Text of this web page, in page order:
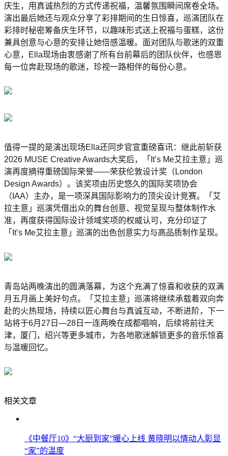
庆生，用真诚热烈的方式传递祝福，温馨氛围瞬间席卷全场。
演出最后她还与观众分享了彩排期间的生日惊喜，巡演团队在
彩排时秘密筹备庆生环节，以趣味形式送上祝福与蛋糕，这份
兼具创意与心意的安排让她倍感温暖。面对团队与歌迷的双重
心意，Ella现场由衷感谢了所有台前幕后的团队伙伴，也感恩
每一位奔赴现场的歌迷，珍视一路相伴的每份心意。
值得一提的是演出现场Ella还同步官宣重磅喜讯：继此前斩获
2026 MUSE Creative Awards大奖后，「It’s Me艾拉主意」巡
演再度摘得重磅国际荣誉——荣获伦敦设计奖（London
Design Awards）。该奖项由历史悠久的国际奖项协会
（IAA）主办，是一项深具国际影响力的顶尖设计竞赛。「艾
拉主意」巡演凭借出众的舞台创意、视觉呈现与整体制作水
准，再度获得国际设计领域奖项的权威认可，充分印证了
「It’s Me艾拉主意」巡演的出色创意实力与高品质制作呈现。
青岛站两晚演出的圆满落幕，为这个充满了惊喜和收获的双满
月五月画上美好句点。「艾拉主意」巡演将继续承载着双向奔
赴的火热现场，持续以匠心舞台与真诚互动，不断进阶，下一
站将于6月27日—28日一连两晚在成都唱响，后续将前往天
津，厦门，绍兴等更多城市，为各地歌迷解锁更多的音乐惊喜
与温暖回忆。
相关文章
《中餐厅10》“大厨到家”暖心上线 黄晓明以情动人彰显
“家”的温度